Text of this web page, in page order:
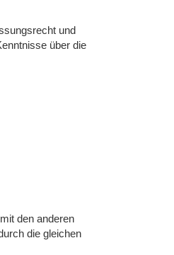
und
über die
den anderen
die gleichen